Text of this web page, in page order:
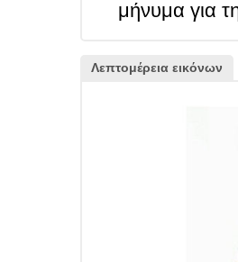
μήνυμα για
Λεπτομέρεια εικόνων